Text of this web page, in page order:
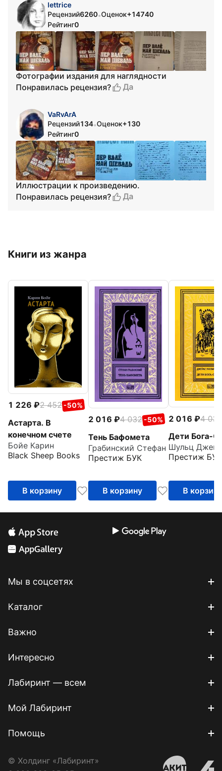
lettrice
Рецензий6260•Оценок+14740
Рейтинг0
Фотографии издания для наглядности
Понравилась рецензия?
Да
VaRvArA
Рецензий134•Оценок+130
Рейтинг0
Иллюстрации к произведению.
Понравилась рецензия?
Да
Книги из жанра
1 226 2 452 -50%
Астарта. В
конечном счете
Бойе Карин
Black Sheep Books
В корзину
2 016 4 032 -50%
Тень Бафомета
Грабинский Стефан
Престиж БУК
В корзину
2 016
4 032
Дети Бога-
Престиж БУК
В корзину
Мы в соцсетях
Каталог
Важно
Интересно
Лабиринт — всем
Мой Лабиринт
Помощь
© Холдинг «Лабиринт»